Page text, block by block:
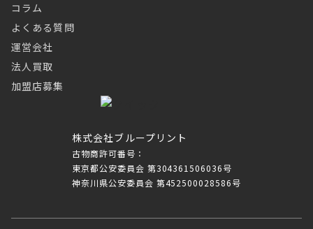
株式会社ブループリント
古物商許可番号：
東京都公安委員会 第304361506036号
神奈川県公安委員会 第452500028586号
コラム
よくある質問
運営会社
法人買取
加盟店募集